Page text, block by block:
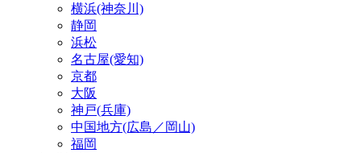
横浜(神奈川)
静岡
浜松
名古屋(愛知)
京都
大阪
神戸(兵庫)
中国地方(広島／岡山)
福岡